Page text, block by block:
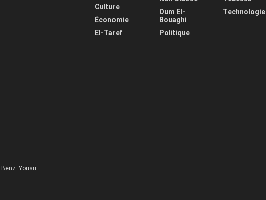
Culture
Économie
El-Taref
Oum El-
Bouaghi
Politique
Technologie
Benz. Yousri